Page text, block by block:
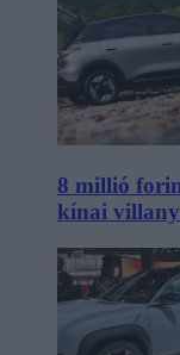
8 millió
kínai